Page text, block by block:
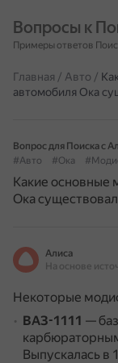
Вопросы к
Примеры ответов
Главная / Авто /
автомобиля Ока
Вопрос для Поиска с
#Авто
#Ока
Какие основные
Ока
Алиса
Некоторые
ВАЗ-1111 —
Выпускалась в